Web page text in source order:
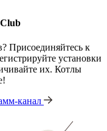
Присоединяйтесь к
установки
их. Котлы
канал